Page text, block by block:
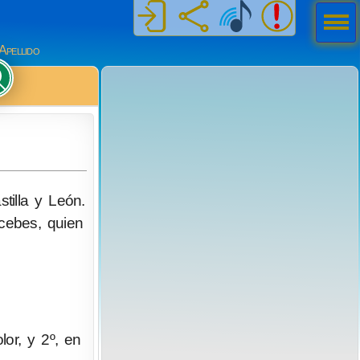
y León.
quien
y 2º, en
Men
ú